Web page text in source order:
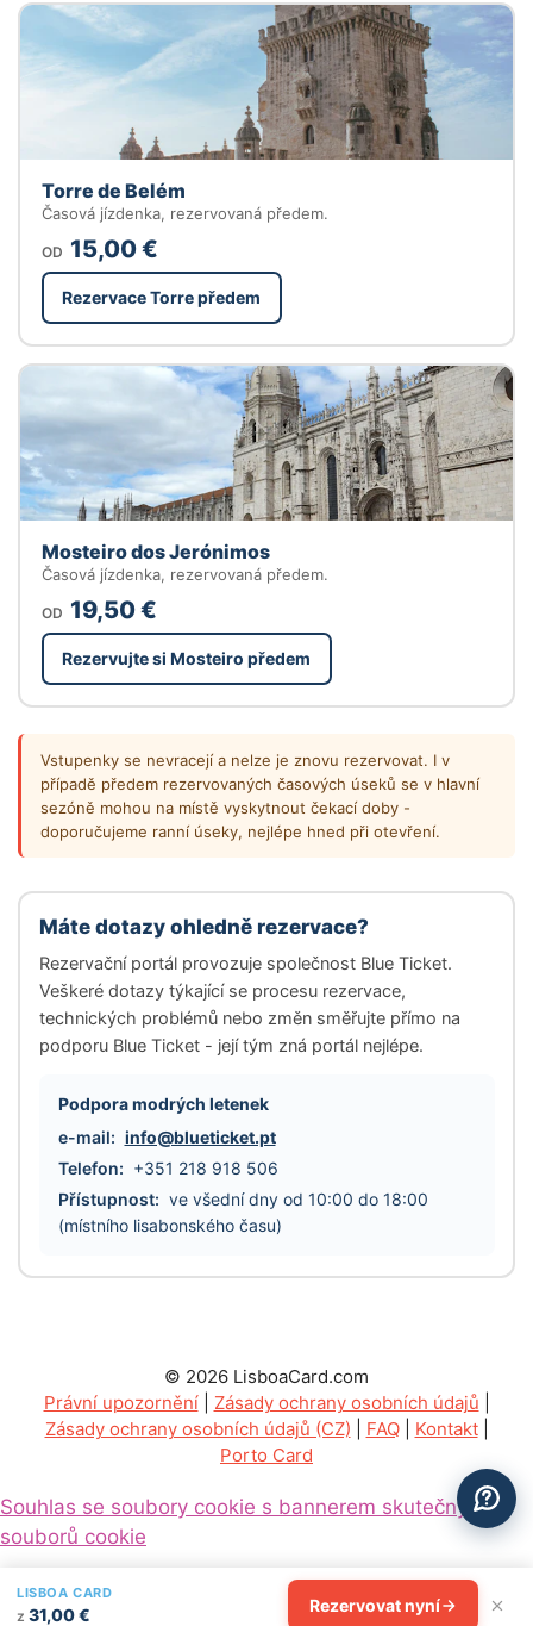
Torre de Belém
Časová jízdenka, rezervovaná předem.
OD 15,00 €
Rezervace Torre předem
Mosteiro dos Jerónimos
Časová jízdenka, rezervovaná předem.
OD 19,50 €
Rezervujte si Mosteiro předem
Vstupenky se nevracejí a nelze je znovu rezervovat. I v
případě předem rezervovaných časových úseků se v hlavní
sezóně mohou na místě vyskytnout čekací doby -
doporučujeme ranní úseky, nejlépe hned při otevření.
Máte dotazy ohledně rezervace?
Rezervační portál provozuje společnost Blue Ticket.
Veškeré dotazy týkající se procesu rezervace,
technických problémů nebo změn směřujte přímo na
podporu Blue Ticket - její tým zná portál nejlépe.
Podpora modrých letenek
e-mail: info@blueticket.pt
Telefon: +351 218 918 506
Přístupnost: ve všední dny od 10:00 do 18:00
(místního lisabonského času)
© 2026 LisboaCard.com
Právní upozornění| Zásady ochrany osobních údajů
Zásady ochrany osobních údajů (CZ)
FAQ| Kontakt|
Porto Card
Souhlas se soubory cookie s bannerem skutečných
souborů cookie
LISBOA CARD
z 31,00 € Rezervovat nyní